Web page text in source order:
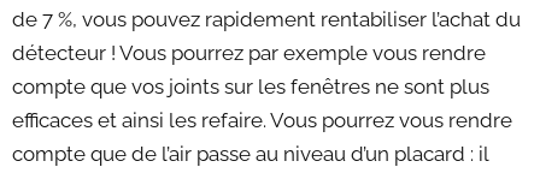
de 7 %, vous pouvez rapidement rentabiliser l’achat du
détecteur ! Vous pourrez par exemple vous rendre
compte que vos joints sur les fenêtres ne sont plus
efficaces et ainsi les refaire. Vous pourrez vous rendre
compte que de l’air passe au niveau d’un placard : il